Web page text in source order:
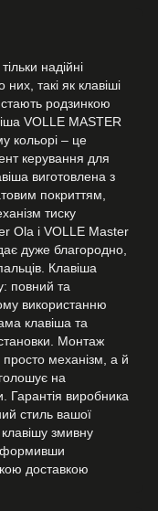
надійні
них, такі як клавіші
стають родзинкою
VOLLE MASTER
кольорі – це
керування для
виготовлена ​​з
покриттям,
тиску
Ola і VOLLE Master
дуже благородно,
Клавіша
повний та
використанню
клавіша та
Монтаж
механізм, а й
на
Гарантія виробника
стиль вашої
змивну
доставкою